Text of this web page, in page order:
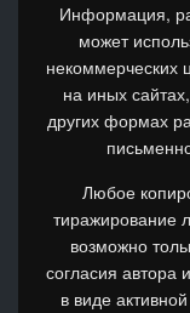
Информация,
может
некоммерческих
на иных
других формах
Любое
тиражирование
возможно
согласия автора
в виде